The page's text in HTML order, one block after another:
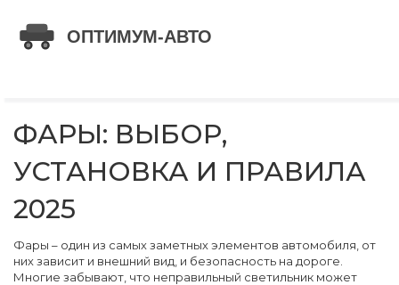
ФАРЫ: ВЫБОР,
УСТАНОВКА И ПРАВИЛА
2025
Фары – один из самых заметных элементов автомобиля, от
них зависит и внешний вид, и безопасность на дороге.
Многие забывают, что неправильный светильник может